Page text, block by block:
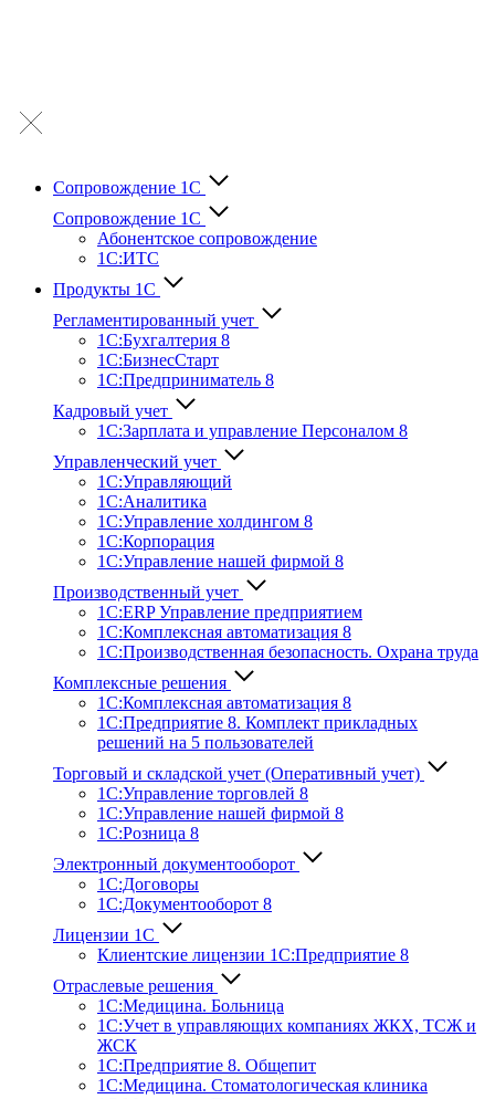
Сопровождение 1С
Сопровождение 1С
Абонентское сопровождение
1С:ИТС
Продукты 1С
Регламентированный учет
1C:Бухгалтерия 8
1С:БизнесСтарт
1C:Предприниматель 8
Кадровый учет
1С:Зарплата и управление Персона­лом 8
Управленческий учет
1С:Управляющий
1С:Аналитика
1С:Управление холдингом 8
1С:Корпорация
1С:Управление нашей фирмой 8
Производственный учет
1С:ERP Управление предприятием
1С:Комплексная автоматизация 8
1С:Производственная безопасность. Охрана труда
Комплексные решения
1С:Комплексная автоматизация 8
1С:Предприятие 8. Комплект прикладных
решений на 5 пользователей
Торговый и складской учет (Оперативный учет)
1С:Управление торговлей 8
1С:Управление нашей фирмой 8
1С:Розница 8
Электронный документооборот
1С:Договоры
1С:Документооборот 8
Лицензии 1С
Клиентские лицензии 1С:Предприятие 8
Отраслевые решения
1С:Медицина. Больница
1C:Учет в управляющих компаниях ЖКХ, ТСЖ и
ЖСК
1С:Предприятие 8. Общепит
1С:Медицина. Стоматологическая клиника